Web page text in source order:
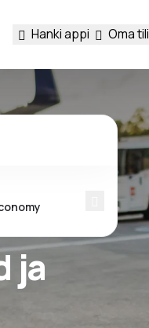
Hanki appi Oma tili
ja